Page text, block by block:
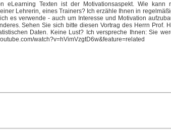
eLearning Texten ist der Motivationsaspekt. Wie kann
Lehrerin, eines Trainers? Ich erzähle Ihnen in
es verwende - auch um Interesse und Motivation
Sehen Sie sich bitte diesen Vortrag des Herrn Prof.
Daten. Keine Lust? Ich verspreche Ihnen: Sie
watch?v=hVimVzgtD6w&feature=related